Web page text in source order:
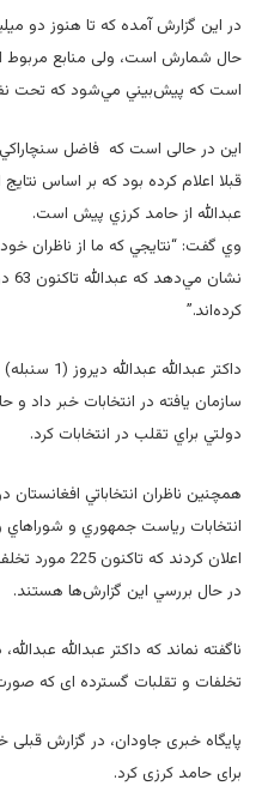
در این گزارش آمده که تا هنوز دو
حال شمارش است، ولی منابع مربوط
است كه پيش‌بيني مي‌شود که تحت
این در حالی است که فاضل
قبلا اعلام کرده بود كه بر اساس نتايج
عبدالله از حامد كرزي پيش است.
وي گفت: “نتايجي كه ما از ناظران
كرده‌اند.”
داکتر
سازمان یافته در انتخابات خبر داد و
دولتي براي تقلب در انتخابات كرد.
همچنین ناظران انتخاباتي
اعلان کردند
در حال بررسي اين گزارش‌ها هستند.
ناگفته نماند که داکتر عبدالله
تخلفات و تقلبات گسترده ای که
پایگاه خبری جاودان، در گزارش قبلی
برای حامد کرزی کرد.